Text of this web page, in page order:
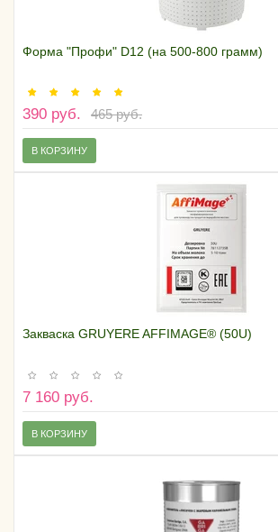
Форма "Профи" D12 (на 500-800 грамм)
390 руб. 465 руб.
В КОРЗИНУ
Закваска GRUYERE AFFIMAGE® (50U)
7 160 руб.
В КОРЗИНУ